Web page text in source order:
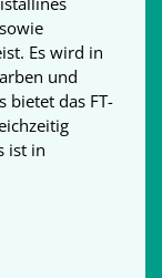
Es wird in
und
bietet das FT-
ist in